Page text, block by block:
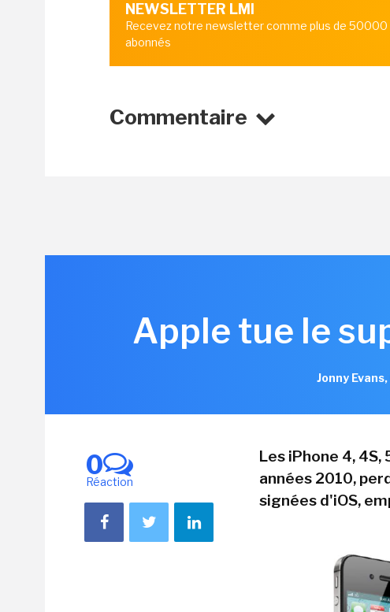
NEWSLETTER LMI
Recevez notre newsletter comme plus de 50000
abonnés
Commentaire
Apple tue le
Jonny
0
Réaction
Les iPhone 4,
années 2010,
signées d'iOS,